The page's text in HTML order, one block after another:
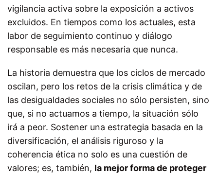
vigilancia activa sobre la exposición a activos
excluidos. En tiempos como los actuales, esta
labor de seguimiento continuo y diálogo
responsable es más necesaria que nunca.
La historia demuestra que los ciclos de mercado
oscilan, pero los retos de la crisis climática y de
las desigualdades sociales no sólo persisten, sino
que, si no actuamos a tiempo, la situación sólo
irá a peor. Sostener una estrategia basada en la
diversificación, el análisis riguroso y la
coherencia ética no solo es una cuestión de
valores; es, también, la mejor forma de proteger